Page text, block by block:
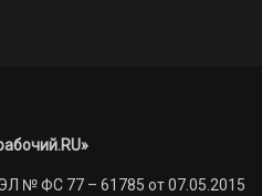
№ ФС 77 – 61785 от 07.05.2015